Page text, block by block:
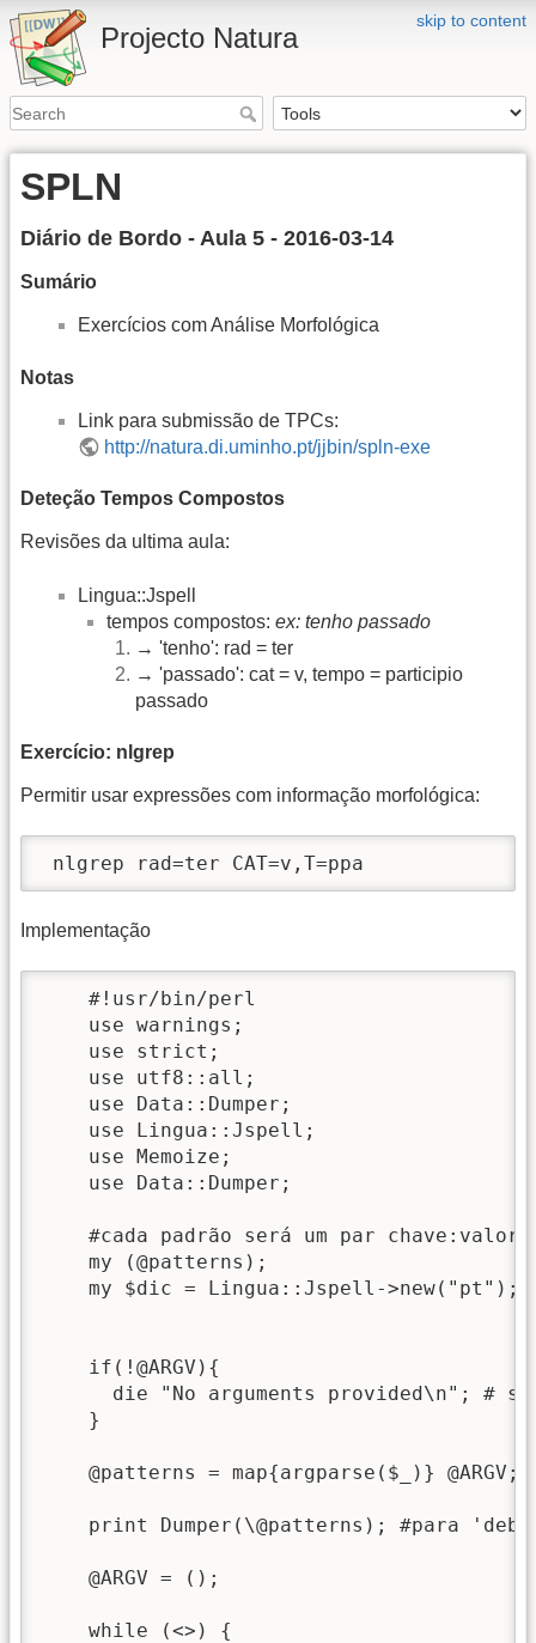
skip to content
Projecto Natura
SPLN
Diário de Bordo - Aula 5 - 2016-03-14
Sumário
Exercícios com Análise Morfológica
Notas
Link para submissão de TPCs:
http://natura.di.uminho.pt/jjbin/spln-exe
Deteção Tempos Compostos
Revisões da ultima aula:
Lingua::Jspell
tempos compostos: ex: tenho passado
→ 'tenho': rad = ter
→ 'passado': cat = v, tempo = participio
passado
Exercício: nlgrep
Permitir usar expressões com informação morfológica:
nlgrep rad=ter CAT=v,T=ppa
Implementação
    #!usr/bin/perl
    use warnings;
    use strict;
    use utf8::all;
    use Data::Dumper;
    use Lingua::Jspell;
    use Memoize;
    use Data::Dumper;
    #cada padrão será um par chave:valor
    my (@patterns);
    my $dic = Lingua::Jspell->new("pt");
    if(!@ARGV){
die "No arguments provided\n"; #
    }
    @patterns = map{argparse($_)} @ARGV;
print Dumper(\@patterns); #para
    @ARGV = ();
    while (<>) {